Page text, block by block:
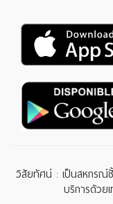
วิสัยทัศน์ : เป็นสหกรณ์
บริการด้วย